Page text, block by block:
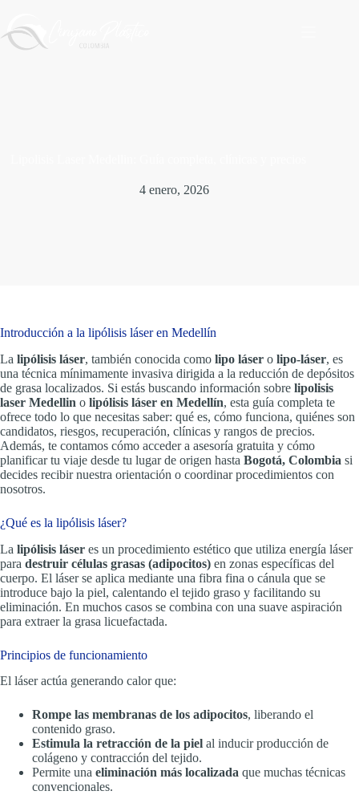
contenido
4 enero, 2026
Introducción a la lipólisis láser en Medellín
La lipólisis láser, también conocida como lipo láser o lipo-láser, es
una técnica mínimamente invasiva dirigida a la reducción de depósitos
de grasa localizados. Si estás buscando información sobre lipolisis
laser Medellin o lipólisis láser en Medellín, esta guía completa te
ofrece todo lo que necesitas saber: qué es, cómo funciona, quiénes son
candidatos, riesgos, recuperación, clínicas y rangos de precios.
Además, te contamos cómo acceder a asesoría gratuita y cómo
planificar tu viaje desde tu lugar de origen hasta Bogotá, Colombia si
decides recibir nuestra orientación o coordinar procedimientos con
nosotros.
¿Qué es la lipólisis láser?
La lipólisis láser es un procedimiento estético que utiliza energía láser
para destruir células grasas (adipocitos) en zonas específicas del
cuerpo. El láser se aplica mediante una fibra fina o cánula que se
introduce bajo la piel, calentando el tejido graso y facilitando su
eliminación. En muchos casos se combina con una suave aspiración
para extraer la grasa licuefactada.
Principios de funcionamiento
El láser actúa generando calor que:
Rompe las membranas de los adipocitos, liberando el
contenido graso.
Estimula la retracción de la piel al inducir producción de
colágeno y contracción del tejido.
Permite una eliminación más localizada que muchas técnicas
convencionales.